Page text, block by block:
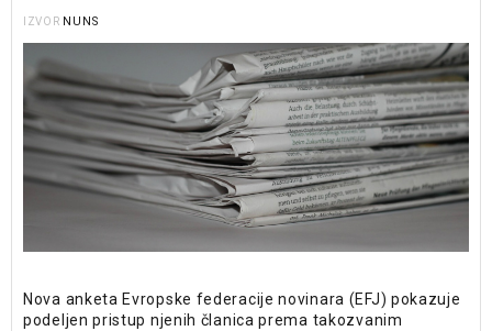
IZVOR NUNS
Nova anketa Evropske federacije novinara (EFJ) pokazuje
podeljen pristup njenih članica prema takozvanim